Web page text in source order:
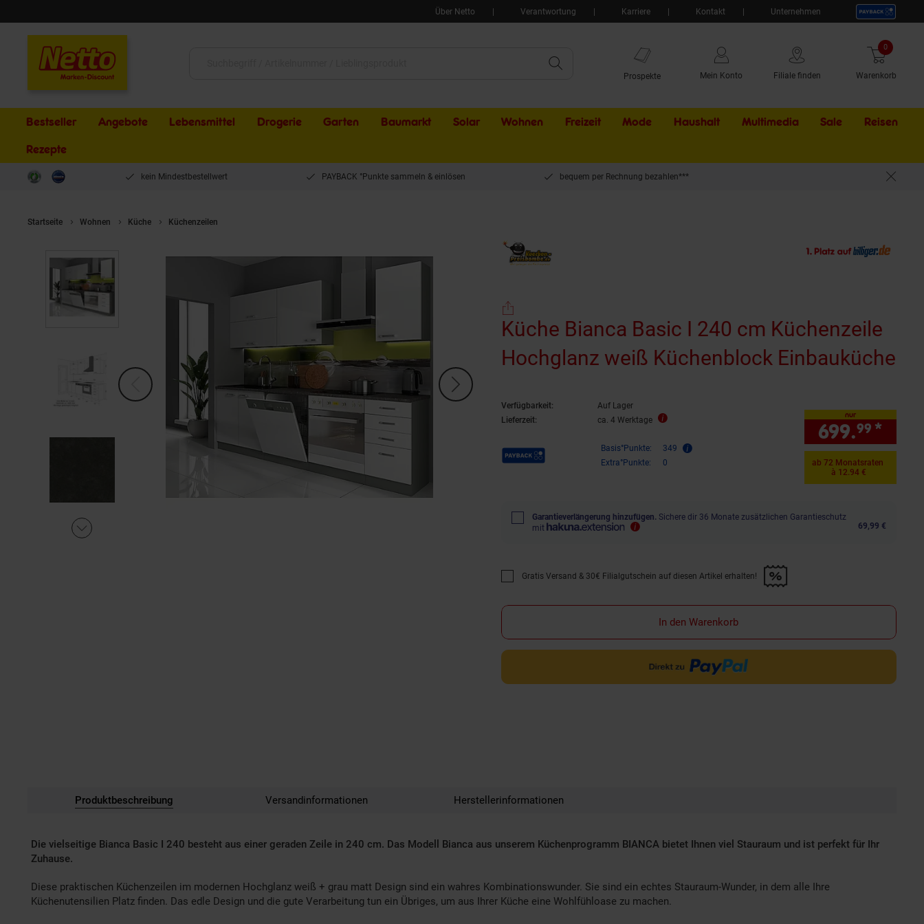
Über Netto Verantwortung Karriere Kontakt Unternehmen
Prospekte Mein Konto Filiale finden Warenkorb
0 Artikel
Bestseller Angebote Lebensmittel Drogerie Garten Baumarkt Solar Wohnen Freizeit Mode Haushalt Multimedia Sale Externer
Reisen
Rezepte
kein Mindestbestellwert PAYBACK °Punkte sammeln & einlösen bequem per Rechnung bezahlen***
Startseite Wohnen Küche Küchenzeilen
Küche Bianca Basic I 240 cm Küchenzeile
Hochglanz weiß Küchenblock Einbauküche
Verfügbarkeit:
Auf Lager
Lieferzeit:
ca. 4 Werktage
Payback Punkte Basis°Punkte:
349
Extra°Punkte:
0
nur
699.99 *
ab 72 Monatsraten
à 12.94 €
Garantieverlängerung hinzufügen. Sichere dir 36 Monate zusätzlichen Garantieschutz
mit
69,99 €
Promotion "Gratis Versand &amp; 30€ Filialgutschein auf diesen Artikel erhalten!" anwenden
Gratis Versand & 30€ Filialgutschein auf diesen Artikel erhalten!
In den Warenkorb
Produktbeschreibung Versandinformationen Herstellerinformationen
Die vielseitige Bianca Basic I 240 besteht aus einer geraden Zeile in 240 cm. Das Modell Bianca aus unserem Küchenprogramm BIANCA bietet Ihnen viel Stauraum und ist perfekt für Ihr
Zuhause.
Diese praktischen Küchenzeilen im modernen Hochglanz weiß + grau matt Design sind ein wahres Kombinationswunder. Sie sind ein echtes Stauraum-Wunder, in dem alle Ihre
Küchenutensilien Platz finden. Das edle Design und die gute Verarbeitung tun ein Übriges, um aus Ihrer Küche eine Wohlfühloase zu machen.